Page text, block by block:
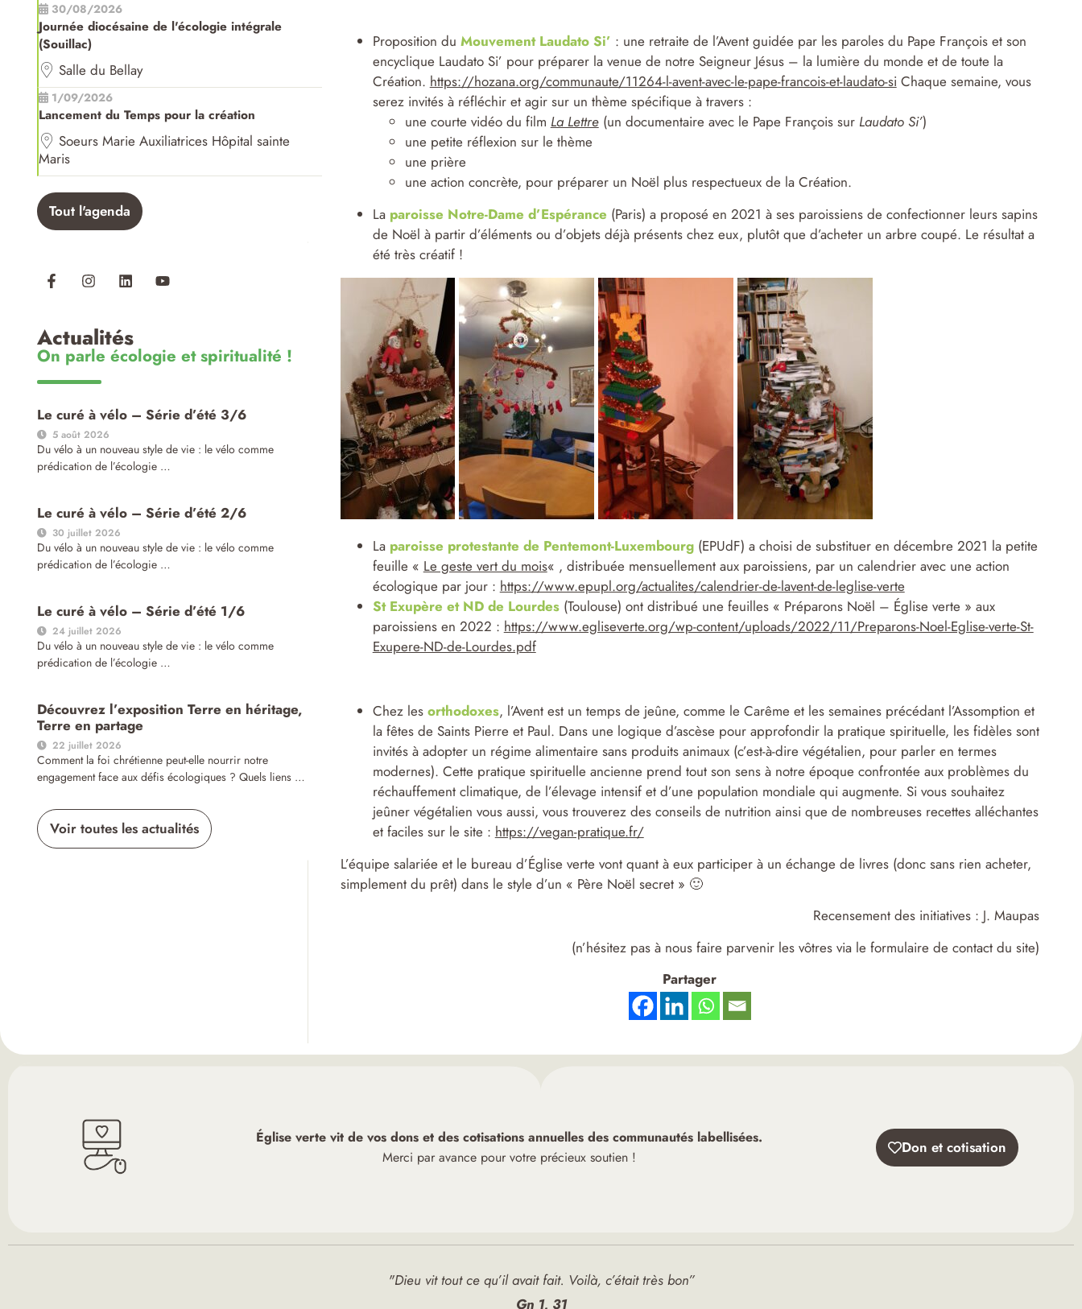
30/08/2026
Journée diocésaine de l'écologie intégrale
(Souillac)
Salle du Bellay
1/09/2026
Lancement du Temps pour la création
Soeurs Marie Auxiliatrices Hôpital sainte
Maris
Tout l'agenda
Actualités
On parle écologie et spiritualité !
Le curé à vélo – Série d’été 3/6
5 août 2026
Du vélo à un nouveau style de vie : le vélo comme
prédication de l’écologie …
Le curé à vélo – Série d’été 2/6
30 juillet 2026
Du vélo à un nouveau style de vie : le vélo comme
prédication de l’écologie …
Le curé à vélo – Série d’été 1/6
24 juillet 2026
Du vélo à un nouveau style de vie : le vélo comme
prédication de l’écologie …
Découvrez l’exposition Terre en héritage,
Terre en partage
22 juillet 2026
Comment la foi chrétienne peut-elle nourrir notre
engagement face aux défis écologiques ? Quels liens …
Voir toutes les actualités
Proposition du Mouvement Laudato Si’ : une retraite de l’Avent guidée par les paroles du Pape François et son
encyclique Laudato Si’ pour préparer la venue de notre Seigneur Jésus – la lumière du monde et de toute la
Création. https://hozana.org/communaute/11264-l-avent-avec-le-pape-francois-et-laudato-si Chaque semaine, vous
serez invités à réfléchir et agir sur un thème spécifique à travers :
une courte vidéo du film La Lettre(un documentaire avec le Pape François sur Laudato Si’)
une petite réflexion sur le thème
une prière
une action concrète, pour préparer un Noël plus respectueux de la Création.
La paroisse Notre-Dame d’Espérance (Paris) a proposé en 2021 à ses paroissiens de confectionner leurs sapins
de Noël à partir d’éléments ou d’objets déjà présents chez eux, plutôt que d’acheter un arbre coupé. Le résultat a
été très créatif !
La paroisse protestante de Pentemont-Luxembourg(EPUdF) a choisi de substituer en décembre 2021 la petite
feuille « Le geste vert du mois« , distribuée mensuellement aux paroissiens, par un calendrier avec une action
écologique par jour : https://www.epupl.org/actualites/calendrier-de-lavent-de-leglise-verte
St Exupère et ND de Lourdes(Toulouse) ont distribué une feuilles « Préparons Noël – Église verte » aux
paroissiens en 2022 : https://www.egliseverte.org/wp-content/uploads/2022/11/Preparons-Noel-Eglise-verte-St-
Exupere-ND-de-Lourdes.pdf
Chez les orthodoxes, l’Avent est un temps de jeûne, comme le Carême et les semaines précédant l’Assomption et
la fêtes de Saints Pierre et Paul. Dans une logique d’ascèse pour approfondir la pratique spirituelle, les fidèles sont
invités à adopter un régime alimentaire sans produits animaux (c’est-à-dire végétalien, pour parler en termes
modernes). Cette pratique spirituelle ancienne prend tout son sens à notre époque confrontée aux problèmes du
réchauffement climatique, de l’élevage intensif et d’une population mondiale qui augmente. Si vous souhaitez
jeûner végétalien vous aussi, vous trouverez des conseils de nutrition ainsi que de nombreuses recettes alléchantes
et faciles sur le site : https://vegan-pratique.fr/
L’équipe salariée et le bureau d’Église verte vont quant à eux participer à un échange de livres (donc sans rien acheter,
simplement du prêt) dans le style d’un « Père Noël secret » 🙂
Recensement des initiatives : J. Maupas
(n’hésitez pas à nous faire parvenir les vôtres via le formulaire de contact du site)
Partager
Église verte vit de vos dons et des cotisations annuelles des communautés labellisées.
Merci par avance pour votre précieux soutien !
Don et cotisation
"Dieu vit tout ce qu’il avait fait. Voilà, c’était très bon”
Gn 1, 31